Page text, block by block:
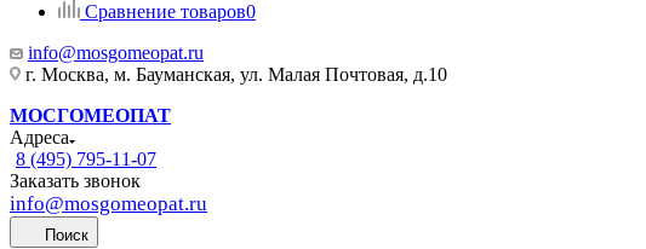
Сравнение товаров0
info@mosgomeopat.ru
г. Москва, м. Бауманская, ул. Малая Почтовая, д.10
МОСГОМЕОПАТ
Адреса
8 (495) 795-11-07
Заказать звонок
info@mosgomeopat.ru
Поиск